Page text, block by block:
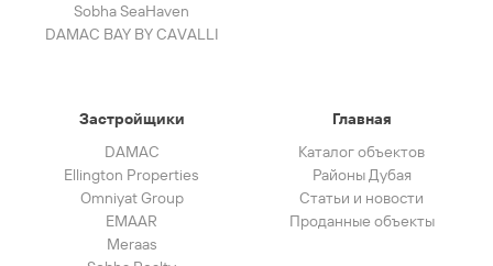
Sobha SeaHaven
DAMAC BAY BY CAVALLI
Застройщики
DAMAC
Ellington Properties
Omniyat Group
EMAAR
Meraas
Главная
Каталог объектов
Районы Дубая
Статьи и новости
Проданные объекты